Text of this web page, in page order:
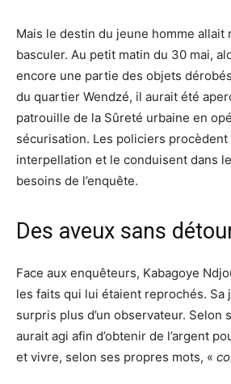
Mais le destin du jeune homme allait
basculer. Au petit matin du 30 mai,
encore une partie des objets
du quartier Wendzé, il aurait été
patrouille de la Sûreté urbaine en
sécurisation. Les policiers procèdent
interpellation et le conduisent dans
besoins de l’enquête.
Des aveux sans
Face aux enquêteurs, Kabagoye
les faits qui lui étaient reprochés. Sa
surpris plus d’un observateur. Selon
aurait agi afin d’obtenir de l’argent
et vivre, selon ses propres mots, «